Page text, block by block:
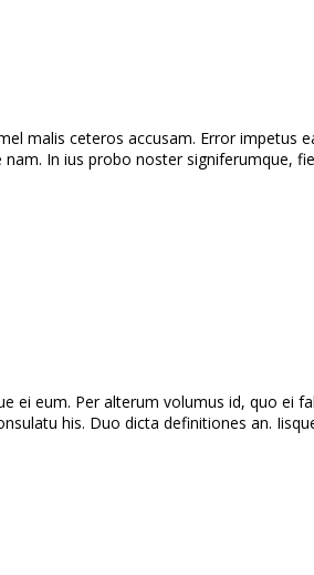
malis ceteros accusam. Error impetus
In ius probo noster signiferumque,
eum. Per alterum volumus id, quo ei
his. Duo dicta definitiones an.